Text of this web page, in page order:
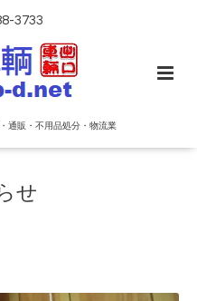
3733
通販・不用品処分・物流業
せ